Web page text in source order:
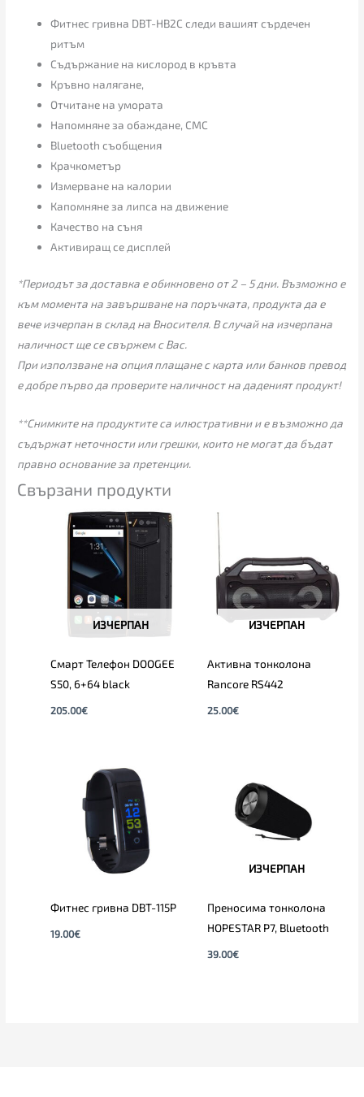
Фитнес гривна DBT-HB2C следи вашият сърдечен
ритъм
Съдържание на кислород в кръвта
Кръвно налягане,
Отчитане на умората
Напомняне за обаждане, СМС
Bluetooth съобщения
Крачкометър
Измерване на калории
Капомняне за липса на движение
Качество на съня
Активиращ се дисплей
*Периодът за доставка е обикновено от 2 – 5 дни. Възможно е
към момента на завършване на поръчката, продукта да е
вече изчерпан в склад на Вносителя. В случай на изчерпана
наличност ще се свържем с Вас.
При използване на опция плащане с карта или банков превод
е добре първо да проверите наличност на даденият продукт!
**Снимките на продуктите са илюстративни и е възможно да
съдържат неточности или грешки, които не могат да бъдат
правно основание за претенции.
Свързани продукти
ИЗЧЕРПАН
Смарт Телефон DOOGEE
S50, 6+64 black
205.00€
ИЗЧЕРПАН
Активна тонколона
Rancore RS442
25.00€
Фитнес гривна DBT-115P
19.00€
ИЗЧЕРПАН
Преносима тонколона
HOPESTAR P7, Bluetooth
39.00€